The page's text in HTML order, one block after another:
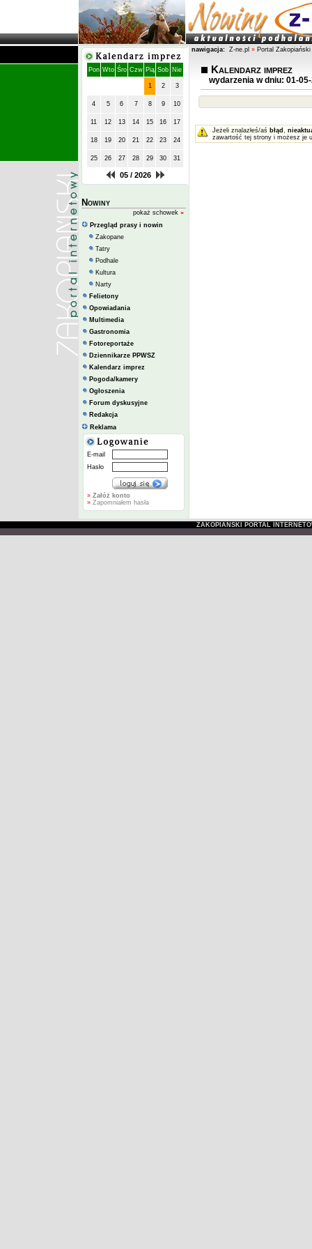
Pon Wto Śro Czw Pią Sob Nie
1 2 3
4 5 6 7 8 9 10
11 12 13 14 15 16 17
18 19 20 21 22 23 24
25 26 27 28 29 30 31
05 / 2026
Nowiny
pokaż schowek »
Przegląd prasy i nowin
Zakopane
Tatry
Podhale
Kultura
Narty
Felietony
Opowiadania
Multimedia
Gastronomia
Fotoreportaże
Dziennikarze PPWSZ
Kalendarz imprez
Pogoda/kamery
Ogłoszenia
Forum dyskusyjne
Redakcja
Reklama
E-mail
Hasło
» Załóż konto
» Zapomniałem hasła
nawigacja: Z-ne.pl » Portal Zakopiański
Kalendarz imprez
wydarzenia w dniu: 01-
Jeżeli znalazłeś/aś błąd ,
zawartość tej strony i możesz je
ZAKOPIAŃSKI PORTAL